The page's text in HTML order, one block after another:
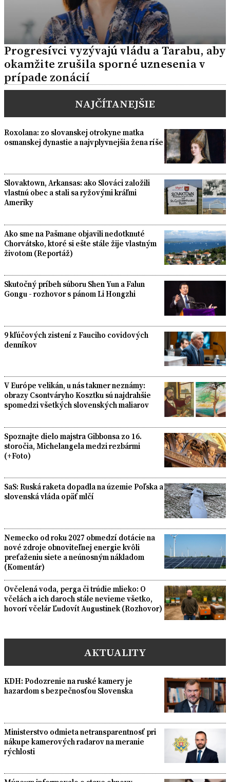
Progresívci vyzývajú vládu a Tarabu, aby
okamžite zrušila sporné uznesenia v
prípade zonácií
NAJČÍTANEJŠIE
Roxolana: zo slovanskej otrokyne matka
osmanskej dynastie a najvplyvnejšia žena ríše
Slovaktown, Arkansas: ako Slováci založili
vlastnú obec a stali sa ryžovými kráľmi
Ameriky
Ako sme na Pašmane objavili nedotknuté
Chorvátsko, ktoré si ešte stále žije vlastným
životom (Reportáž)
Skutočný príbeh súboru Shen Yun a Falun
Gongu - rozhovor s pánom Li Hongzhi
9 kľúčových zistení z Fauciho covidových
denníkov
V Európe velikán, u nás takmer neznámy:
obrazy Csontváryho Kosztku sú najdrahšie
spomedzi všetkých slovenských maliarov
Spoznajte dielo majstra Gibbonsa zo 16.
storočia, Michelangela medzi rezbármi
(+Foto)
SaS: Ruská raketa dopadla na územie Poľska a
slovenská vláda opäť mlčí
Nemecko od roku 2027 obmedzí dotácie na
nové zdroje obnoviteľnej energie kvôli
preťaženiu siete a neúnosným nákladom
(Komentár)
Ovčelená voda, perga či trúdie mlieko: O
včelách a ich daroch stále nevieme všetko,
hovorí včelár Ľudovít Augustinek (Rozhovor)
AKTUALITY
KDH: Podozrenie na ruské kamery je
hazardom s bezpečnosťou Slovenska
Ministerstvo odmieta netransparentnosť pri
nákupe kamerových radarov na meranie
rýchlosti